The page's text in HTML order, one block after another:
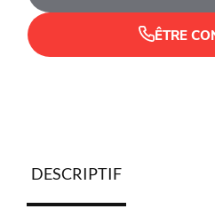
ÊTRE
DESCRIPTIF